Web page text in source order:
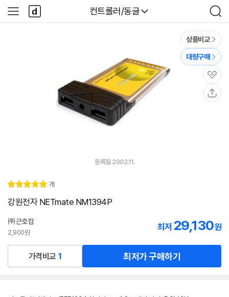
다나와
컨트롤러/동글
검
색
사
이
다
나
와
상품비교
대량구매
관
심
등록월 2002.11.
별
5.
리
개
강원전자 NETmate NM1394P
㈜근호컴
2,900원
최저 29,130원
가격비교 1 최저가 구매하기